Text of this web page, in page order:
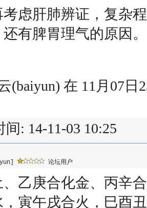
肝肺辨证，复杂程
脾胃理气的原因。
(baiyun) 在 11月07日
: 14-11-03 10:25
论坛用户
乙庚合化金、丙辛
寅午戌合火，巳酉